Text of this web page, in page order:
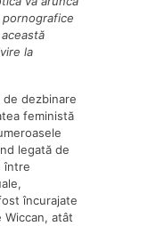
la
dezbinare
feministă
legată de
între
încurajate
atât